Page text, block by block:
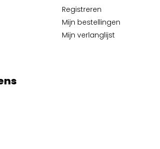
Registreren
Mijn bestellingen
Mijn verlanglijst